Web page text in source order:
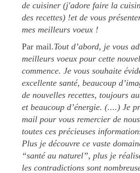
de cuisiner (j'adore faire la
des recettes) !et de vous
mes meilleurs voeux !
Par mail.Tout d’abord, je vous
meilleurs voeux pour cette
commence. Je vous souhaite
excellente santé, beaucoup
de nouvelles recettes, toujours
et beaucoup d’énergie. (....) Je
mail pour vous remercier de
toutes ces précieuses
Plus je découvre ce vaste
“santé au naturel”, plus je
les contradictions sont